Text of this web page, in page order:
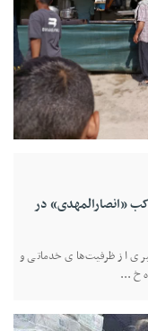
«انصارالمهدی» در
از ظرفیت‌های خدماتی و
خ ...